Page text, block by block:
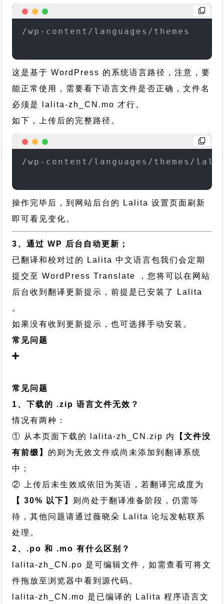
/wp-content/languages/themes
这是基于 WordPress 的系统语言路径，注意，要
能正常使用，需要看下语言文件是否正确，文件名
必须是 lalita-zh_CN.mo 才行。
如下，上传后的完整路径。
/wp-content/languages/themes/
操作完毕后，到网站后台的 Lalita 设置页面刷新
即可看见变化。
3、通过 WP 后台自动更新；
已翻译和校对过的 Lalita 中文语言包我们会定期
提交至 WordPress Translate ，您将可以在网站
后台收到翻译更新提示，前提是已安装了 Lalita
。
如果没有收到更新提示，也可选择手动安装。
常见问题
常见问题
1、下载的 .zip 语言文件无效？
情况有两种：
① 从本页面下载的 lalita-zh_CN.zip 内
【文件没
有前缀】 的则为无效文件或尚未添加到翻译系统
中；
② 上传后未生效或依旧为英语，若翻译完成度为
【 30% 以下】 则尚处于翻译准备阶段，仍需等
待，其他问题请通过薇晓朵 Lalita 论坛发帖联系
处理。
2、.po 和 .mo 有什么区别？
lalita-zh_CN.po 是可编辑文件，如需查看可将文
件拖放至浏览器中看到源代码。
lalita-zh_CN.mo 是已编译的 Lalita 程序语言文